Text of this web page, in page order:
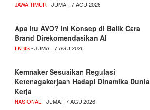
JAWA TIMUR- JUMAT, 7 AGU 2026
Apa Itu AVO? Ini Konsep di Balik Cara
Brand Direkomendasikan AI
EKBIS- JUMAT, 7 AGU 2026
Kemnaker Sesuaikan Regulasi
Ketenagakerjaan Hadapi Dinamika Dunia
Kerja
NASIONAL- JUMAT, 7 AGU 2026